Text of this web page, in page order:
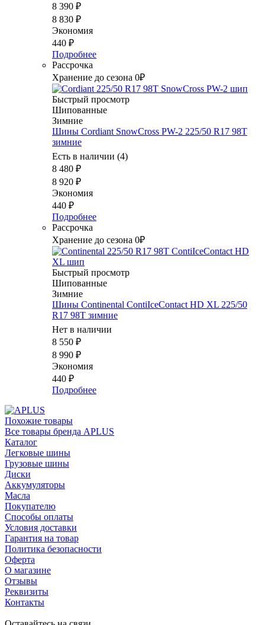
8 390 ₽
8 830 ₽
Экономия
440 ₽
Подробнее
Рассрочка
Хранение до сезона 0₽
Быстрый просмотр
Шипованные
Зимние
Шины Cordiant SnowCross PW-2 225/50 R17 98T
зимние
Есть в наличии (4)
8 480 ₽
8 920 ₽
Экономия
440 ₽
Подробнее
Рассрочка
Хранение до сезона 0₽
Быстрый просмотр
Шипованные
Зимние
Шины Continental ContiIceContact HD XL 225/50
R17 98T зимние
Нет в наличии
8 550 ₽
8 990 ₽
Экономия
440 ₽
Подробнее
Похожие товары
Все товары бренда APLUS
Каталог
Легковые шины
Грузовые шины
Диски
Аккумуляторы
Масла
Покупателю
Способы оплаты
Условия доставки
Гарантия на товар
Политика безопасности
Оферта
О магазине
Отзывы
Реквизиты
Контакты